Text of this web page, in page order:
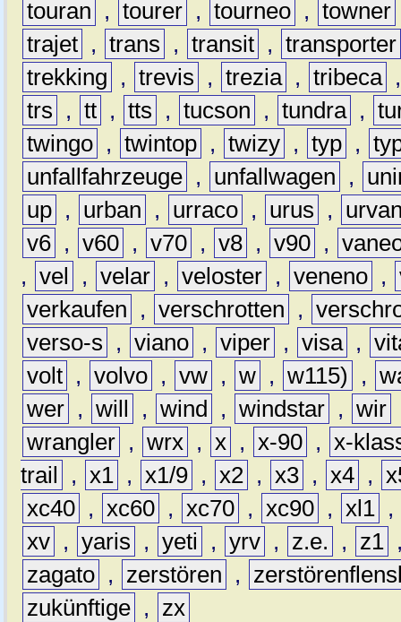
touran , tourer , tourneo , towner
trajet , trans , transit , transporter
trekking
, trevis , trezia , tribeca
trs
, tt , tts , tucson , tundra ,
twingo , twintop , twizy , typ ,
unfallfahrzeuge , unfallwagen ,
up , urban , urraco , urus ,
v6 , v60 , v70 , v8 , v90 ,
, vel , velar , veloster , veneno ,
verkaufen
, verschrotten ,
verso-s
, viano , viper , visa ,
volt , volvo , vw , w , w115) ,
wer , will , wind , windstar , wir
wrangler , wrx , x , x-90 , x-
trail
, x1 , x1/9 , x2 , x3 , x4 ,
xc40 , xc60 , xc70 , xc90 , xl1 ,
xv , yaris , yeti , yrv , z.e. , z1
zagato , zerstören ,
zukünftige , zx